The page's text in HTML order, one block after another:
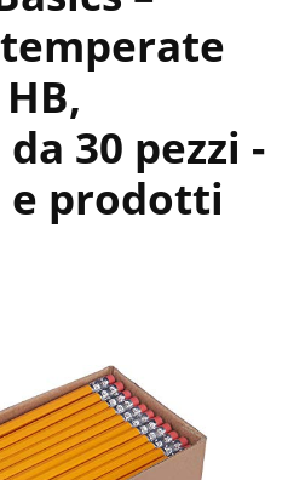
30 pezzi -
e prodotti